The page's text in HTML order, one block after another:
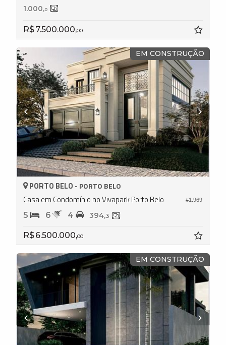
1.000,0
R$ 7.500.000,00
EM CONSTRUÇÃO
#1.969
PORTO BELO - PORTO BELO
Casa em Condomínio no Vivapark Porto Belo
5 6 4 394,3
R$ 6.500.000,00
EM CONSTRUÇÃO